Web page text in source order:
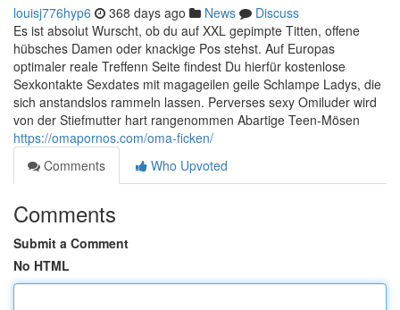
louisj776hyp6 368 days ago News
Discuss
Es ist absolut Wurscht, ob du auf XXL gepimpte Titten, offene
hübsches Damen oder knackige Pos stehst. Auf Europas
optimaler reale Treffenn Seite findest Du hierfür kostenlose
Sexkontakte Sexdates mit magageilen geile Schlampe Ladys, die
sich anstandslos rammeln lassen. Perverses sexy Omiluder wird
von der Stiefmutter hart rangenommen Abartige Teen-Mösen
https://omapornos.com/oma-ficken/
Comments
Who Upvoted
Comments
Submit a Comment
No HTML